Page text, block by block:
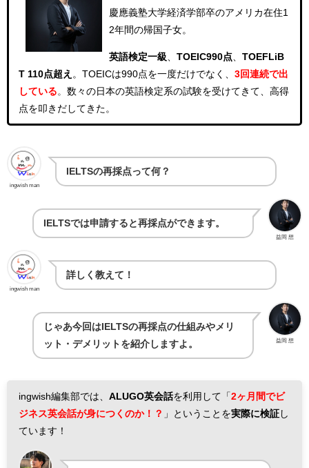
慶應義塾大学経済学部卒のアメリカ在住1
2年間の帰国子女。
英語検定一級 、TOEIC990点 、TOEFLiB
T 110点超え 。 TOEICは990点を一度だけでなく、 3回連続で出
している 。 数々の日本の英語検定系の試験を受けてきて、高得
点を叩きだしてきた。
ingwish man
IELTSの再採点って何？
益岡 想
IELTSでは申請すると再採点ができます。
ingwish man
詳しく教えて！
益岡 想
じゃあ今回はIELTSの再採点の仕組みやメリ
ット・デメリットを紹介しますよ。
ingwish編集部では、 ALUGO英会話を利用して「 2ヶ月間でビ
ジネス英会話が身につくのか！？ 」ということを実際に検証 し
ています！